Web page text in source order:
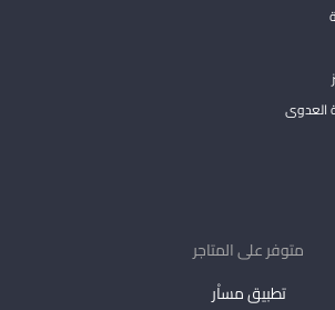
العدوى
متوفر على المتاجر
تطبيق مساْر